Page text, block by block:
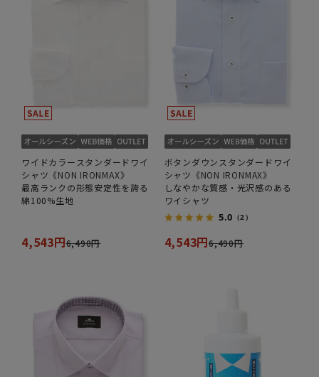
ワイドカラースタンダードワイ
シャツ《NON IRONMAX》
最高ランクの形態安定性を誇る
綿100%生地
4,543円6,490円
ボタンダウンスタンダードワイ
シャツ《NON IRONMAX》
しなやかな質感・光沢感のある
ワイシャツ
5.0 （2）
4,543円6,490円